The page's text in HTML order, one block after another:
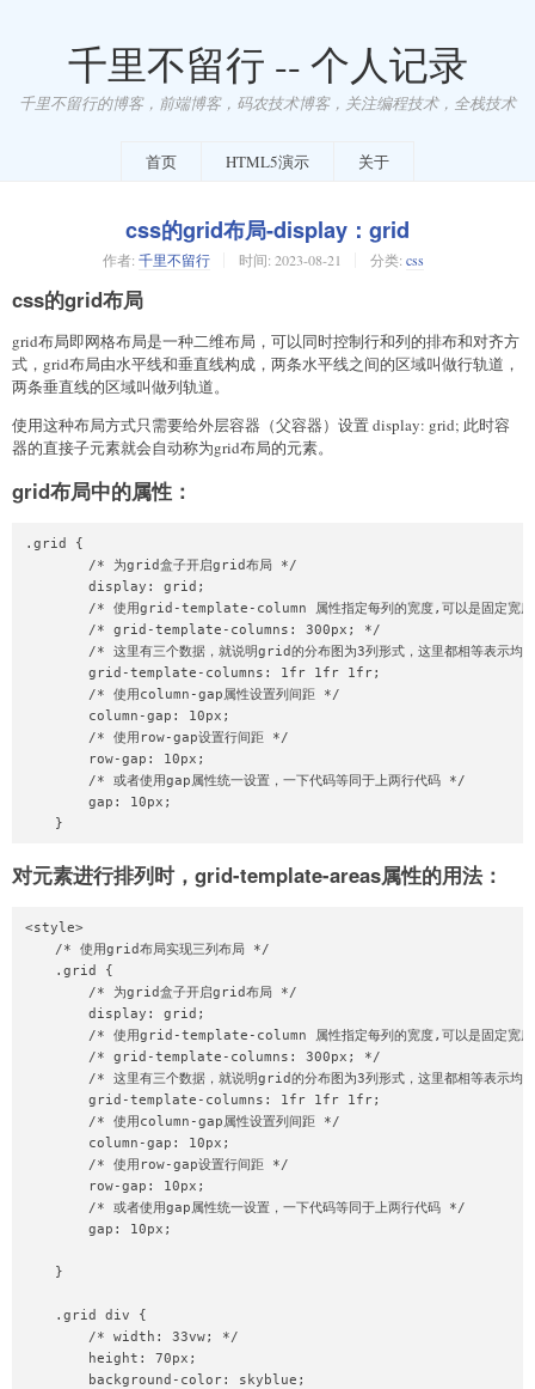
千里不留行 -- 个人记录
千里不留行的博客，前端博客，码农技术博客，关注编程技术，全栈技术
首页 HTML5演示 关于
css的grid布局-display：grid
作者: 千里不留行 时间: 2023-08-21 分类: css
css的grid布局
grid布局即网格布局是一种二维布局，可以同时控制行和列的排布和对齐方
式，grid布局由水平线和垂直线构成，两条水平线之间的区域叫做行轨道，
两条垂直线的区域叫做列轨道。
使用这种布局方式只需要给外层容器（父容器）设置 display: grid; 此时容
器的直接子元素就会自动称为grid布局的元素。
grid布局中的属性：
.grid {
        /* 为grid盒子开启grid布局 */
        display: grid;
/* 使用grid-template-column 属性指定每列的宽度,可以是固定宽度
        /* grid-template-columns: 300px; */
/* 这里有三个数据，就说明grid的分布图为3列形式，这里都相等表示均
        grid-template-columns: 1fr 1fr 1fr;
        /* 使用column-gap属性设置列间距 */
        column-gap: 10px;
        /* 使用row-gap设置行间距 */
        row-gap: 10px;
        /* 或者使用gap属性统一设置，一下代码等同于上两行代码 */
        gap: 10px;
    }
对元素进行排列时，grid-template-areas属性的用法：
<style>
    /* 使用grid布局实现三列布局 */
    .grid {
        /* 为grid盒子开启grid布局 */
        display: grid;
/* 使用grid-template-column 属性指定每列的宽度,可以是固定宽度
        /* grid-template-columns: 300px; */
/* 这里有三个数据，就说明grid的分布图为3列形式，这里都相等表示均
        grid-template-columns: 1fr 1fr 1fr;
        /* 使用column-gap属性设置列间距 */
        column-gap: 10px;
        /* 使用row-gap设置行间距 */
        row-gap: 10px;
        /* 或者使用gap属性统一设置，一下代码等同于上两行代码 */
        gap: 10px;
    }
    .grid div {
        /* width: 33vw; */
        height: 70px;
        background-color: skyblue;